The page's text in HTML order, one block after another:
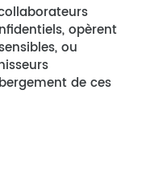
opèrent
ou
de ces